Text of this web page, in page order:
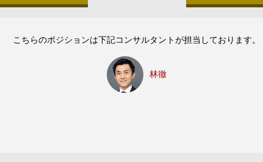
こちらのポジションは下記コンサルタントが担当しております。
林徹